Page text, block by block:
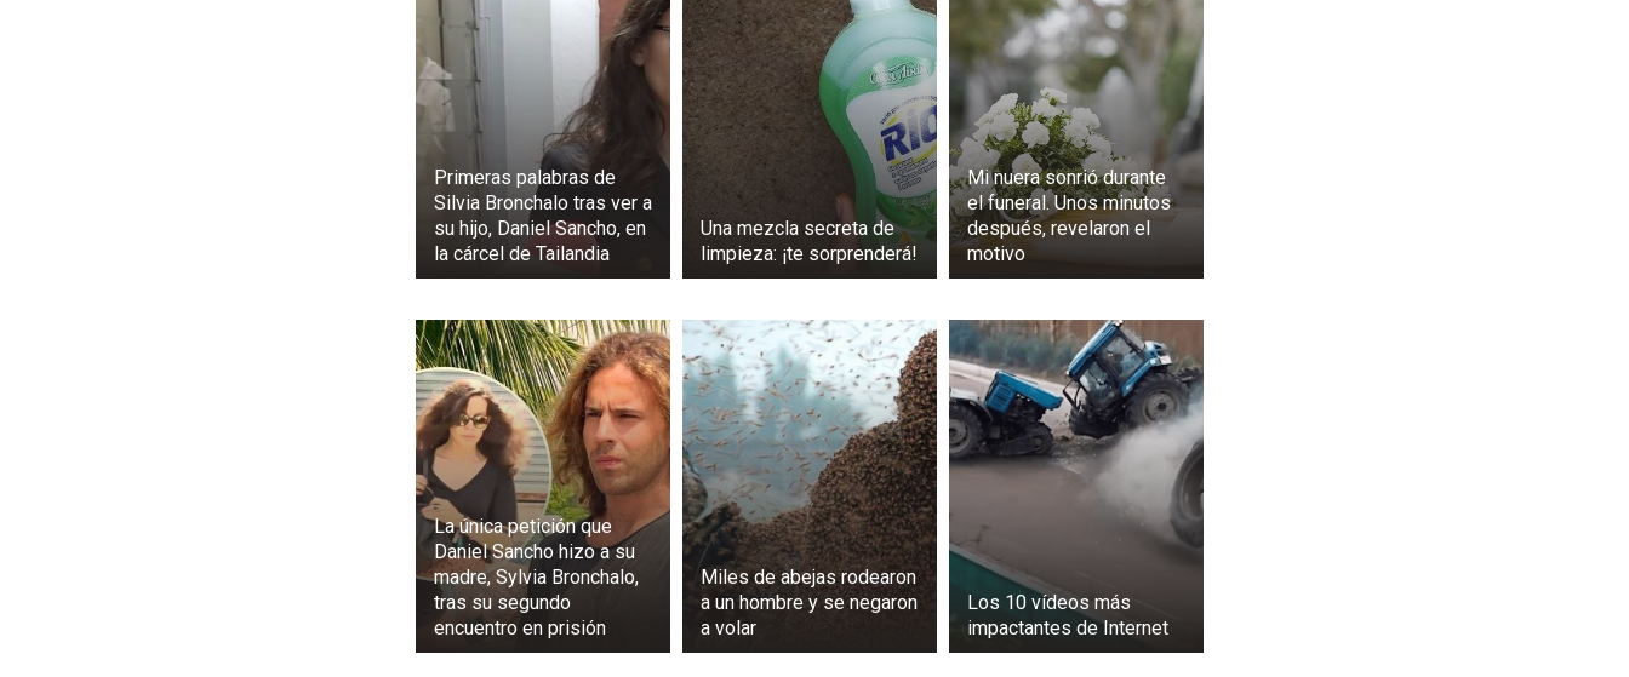
Primeras palabras de
Silvia Bronchalo tras ver a
su hijo, Daniel Sancho, en
la cárcel de Tailandia
Una mezcla secreta de
limpieza: ¡te sorprenderá!
Mi nuera sonrió durante
el funeral. Unos minutos
después, revelaron el
motivo
La única petición que
Daniel Sancho hizo a su
madre, Sylvia Bronchalo,
tras su segundo
encuentro en prisión
Miles de abejas rodearon
a un hombre y se negaron
a volar
Los 10 vídeos más
impactantes de Internet